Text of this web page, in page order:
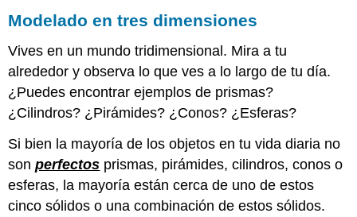
Modelado en tres dimensiones
Vives en un mundo tridimensional. Mira a tu
alrededor y observa lo que ves a lo largo de tu día.
¿Puedes encontrar ejemplos de prismas?
¿Cilindros? ¿Pirámides? ¿Conos? ¿Esferas?
Si bien la mayoría de los objetos en tu vida diaria no
sonperfectos prismas, pirámides, cilindros, conos o
esferas, la mayoría están cerca de uno de estos
cinco sólidos o una combinación de estos sólidos.